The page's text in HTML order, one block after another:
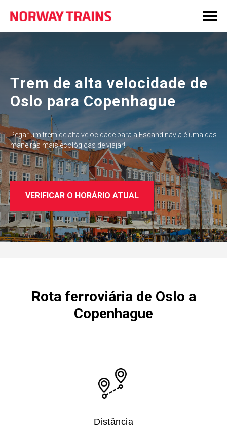
Trem de alta velocidade de
Oslo para Copenhague
Pegar um trem de alta velocidade para a Escandinávia é uma das
maneiras mais ecológicas de viajar!
VERIFICAR O HORÁRIO ATUAL
Rota ferroviária de Oslo a
Copenhague
Distância